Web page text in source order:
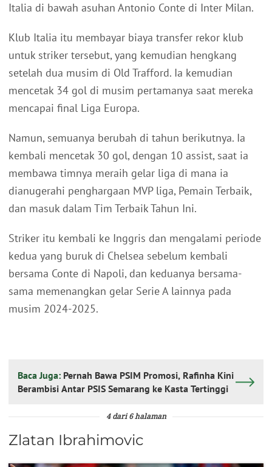
Italia di bawah asuhan Antonio Conte di Inter Milan.
Klub Italia itu membayar biaya transfer rekor klub
untuk striker tersebut, yang kemudian hengkang
setelah dua musim di Old Trafford. Ia kemudian
mencetak 34 gol di musim pertamanya saat mereka
mencapai final Liga Europa.
Namun, semuanya berubah di tahun berikutnya. Ia
kembali mencetak 30 gol, dengan 10 assist, saat ia
membawa timnya meraih gelar liga di mana ia
dianugerahi penghargaan MVP liga, Pemain Terbaik,
dan masuk dalam Tim Terbaik Tahun Ini.
Striker itu kembali ke Inggris dan mengalami periode
kedua yang buruk di Chelsea sebelum kembali
bersama Conte di Napoli, dan keduanya bersama-
sama memenangkan gelar Serie A lainnya pada
musim 2024-2025.
Baca Juga: Pernah Bawa PSIM Promosi, Rafinha Kini
Berambisi Antar PSIS Semarang ke Kasta Tertinggi
4 dari 6 halaman
Zlatan Ibrahimovic